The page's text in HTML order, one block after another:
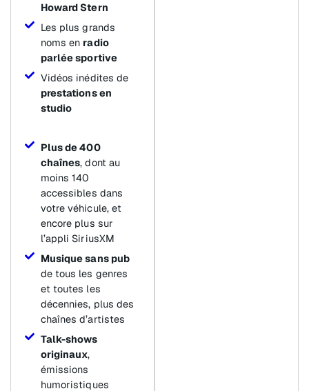
Howard Stern
Les plus grands
noms en radio
parlée sportive
Vidéos inédites de
prestations en
studio
Plus de 400
chaînes, dont au
moins 140
accessibles dans
votre véhicule, et
encore plus sur
l’appli SiriusXM
Musique sans pub
de tous les genres
et toutes les
décennies, plus des
chaînes d’artistes
Talk-shows
originaux,
émissions
humoristiques